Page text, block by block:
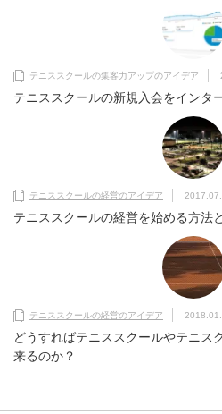
テニススクールの集客力アップのアイデア
テニススクールの新規入会をインタ
テニススクールの経営のアイデア
テニススクールの経営を始める方法
テニススクールの経営のアイデア
どうすればテニススクールやテニス
来るのか？